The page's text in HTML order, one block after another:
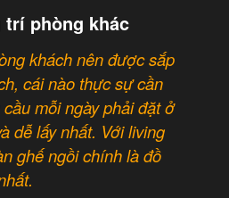
trí phòng khác
khách nên được sắp
cái nào thực sự cần
mỗi ngày phải đặt ở
dễ lấy nhất. Với living
ghế ngồi chính là đồ